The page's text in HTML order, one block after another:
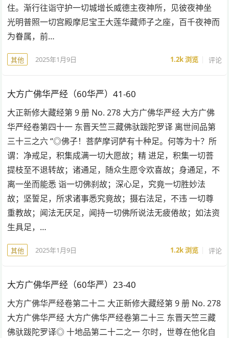
住。渐行往诣守护一切城增长威德主夜神所，见彼夜神坐
光明普照一切宫殿摩尼宝王大莲华藏师子之座，百千夜神而
为眷属，前…
其他 2025年1月9日 1.2k浏览 评论
大方广佛华严经（60华严）41-60
大正新修大藏经第 9 册 No. 278 大方广佛华严经 大方广佛
华严经卷第四十一 东晋天竺三藏佛驮跋陀罗译 离世间品第
三十三之六 “◎佛子！菩萨摩诃萨有十种足。何等为十？所
谓：净戒足，积集成满一切大愿故；精 进足，积集一切菩
提枝至不退转故；诸通足，随众生愿令欢喜故；身通足，不
离一坐而能悉 诣一切佛刹故；深心足，究竟一切胜妙法
故；坚誓足，所求诸事悉究竟故；摄右法足，不违 一切尊
重教故；闻法无厌足，闻持一切佛所说法无疲倦故；如法资
生具足，…
其他 2025年1月9日 1.2k浏览 评论
大方广佛华严经（60华严）23-40
大方广佛华严经卷第二十二 大正新修大藏经第 9 册 No. 278
大方广佛华严经 大方广佛华严经卷第二十三 东晋天竺三藏
佛驮跋陀罗译◎ 十地品第二十二之一 尔时，世尊在他化自